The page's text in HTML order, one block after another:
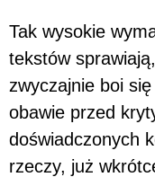
Tak wysokie
tekstów
zwyczajnie boi
obawie przed
doświadczonych
rzeczy, już